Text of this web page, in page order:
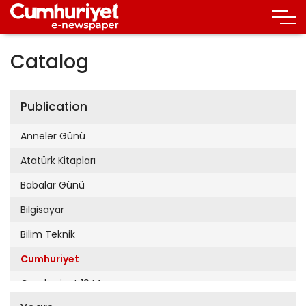
Catalog
Publication
Anneler Günü
Atatürk Kitapları
Babalar Günü
Bilgisayar
Bilim Teknik
Cumhuriyet
Cumhuriyet 19 Mayıs